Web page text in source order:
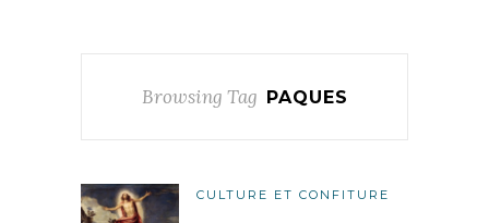
Browsing Tag PAQUES
CULTURE ET CONFITURE